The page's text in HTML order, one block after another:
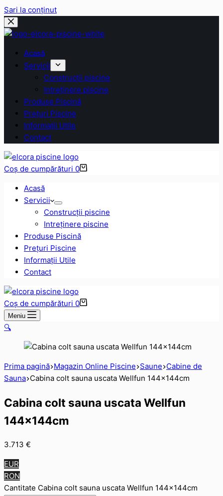
Sari la conținut
Acasă
Servicii
Construcții piscine
Intreținere piscine
Produse Piscină
Prețuri Piscine
Informații Utile
Contact
Coș de cumpărături 0
Acasă
Servicii
Construcții piscine
Intreținere piscine
Produse Piscină
Prețuri Piscine
Informații Utile
Contact
Coș de cumpărături 0
Meniu
🔍
Prima pagină Magazin Online Piscine Saune Cabine de
Sauna Cabina colt sauna uscata Wellfun 144x144cm
Cabina colt sauna uscata Wellfun
144x144cm
3.713 €
EUR
RON
Cantitate Cabina colt sauna uscata Wellfun 144x144cm